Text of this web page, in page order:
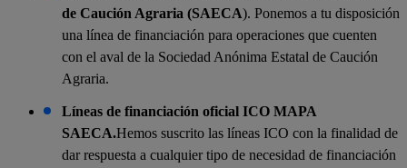
de Caución Agraria (SAECA). Ponemos a tu disposición
una línea de financiación para operaciones que cuenten
con el aval de la Sociedad Anónima Estatal de Caución
Agraria.
Líneas de financiación oficial ICO MAPA
SAECA.Hemos suscrito las líneas ICO con la finalidad de
dar respuesta a cualquier tipo de necesidad de financiación